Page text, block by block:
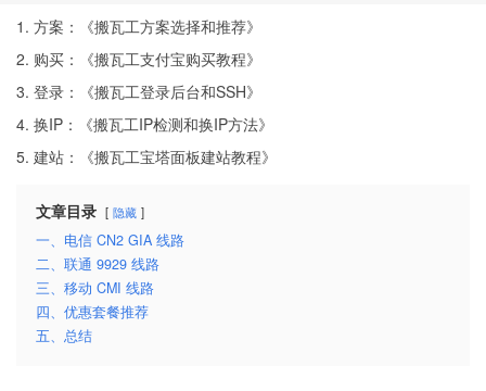
1. 方案：《搬瓦工方案选择和推荐》
2. 购买：《搬瓦工支付宝购买教程》
3. 登录：《搬瓦工登录后台和SSH》
4. 换IP：《搬瓦工IP检测和换IP方法》
5. 建站：《搬瓦工宝塔面板建站教程》
文章目录 隐藏
一、电信 CN2 GIA 线路
二、联通 9929 线路
三、移动 CMI 线路
四、优惠套餐推荐
五、总结